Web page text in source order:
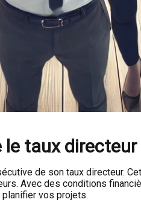
taux
de son taux directeur.
Avec des conditions
vos projets.